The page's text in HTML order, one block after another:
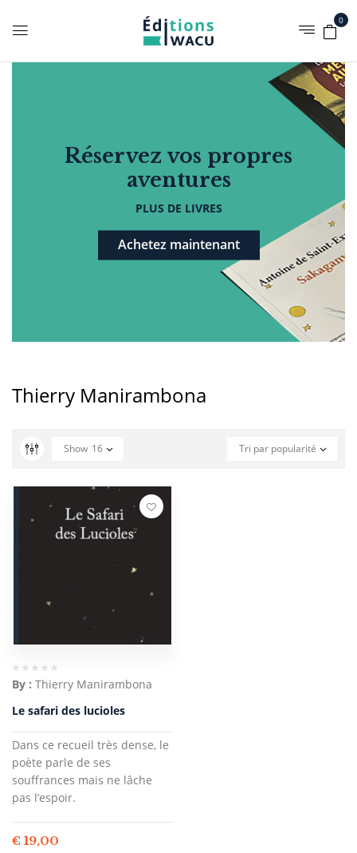
0
Réservez vos propres
aventures
PLUS DE LIVRES
Achetez maintenant
Thierry Manirambona
Tri par popularité
Show 16
By : Thierry Manirambona
Le safari des lucioles
Dans ce recueil très dense, le
poète parle de ses
souffrances mais ne lâche
pas l’espoir.
€ 19,00